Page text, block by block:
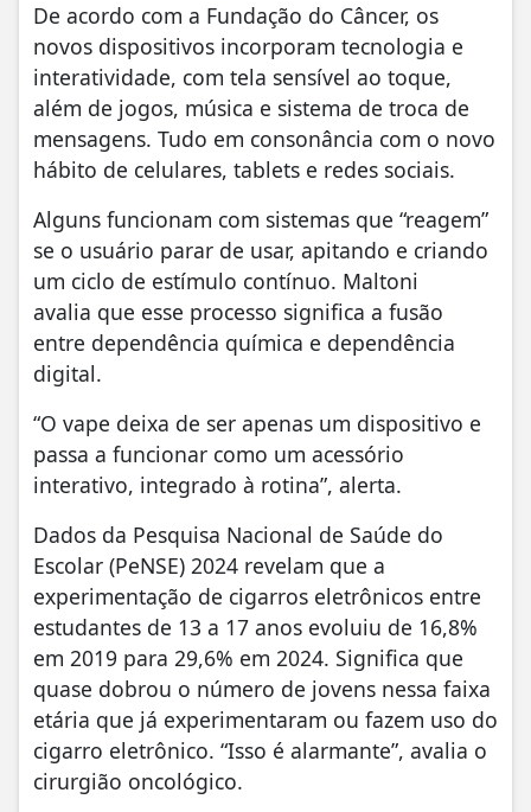
De acordo com a Fundação do Câncer, os
novos dispositivos incorporam tecnologia e
interatividade, com tela sensível ao toque,
além de jogos, música e sistema de troca de
mensagens. Tudo em consonância com o novo
hábito de celulares, tablets e redes sociais.
Alguns funcionam com sistemas que “reagem”
se o usuário parar de usar, apitando e criando
um ciclo de estímulo contínuo. Maltoni
avalia que esse processo significa a fusão
entre dependência química e dependência
digital.
“O vape deixa de ser apenas um dispositivo e
passa a funcionar como um acessório
interativo, integrado à rotina”, alerta.
Dados da Pesquisa Nacional de Saúde do
Escolar (PeNSE) 2024 revelam que a
experimentação de cigarros eletrônicos entre
estudantes de 13 a 17 anos evoluiu de 16,8%
em 2019 para 29,6% em 2024. Significa que
quase dobrou o número de jovens nessa faixa
etária que já experimentaram ou fazem uso do
cigarro eletrônico. “Isso é alarmante”, avalia o
cirurgião oncológico.